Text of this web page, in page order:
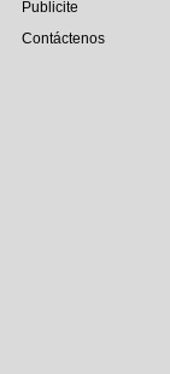
Publicite
Contáctenos